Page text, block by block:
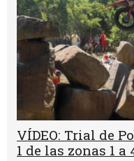
VÍDEO: Trial de
1 de las zonas 1 a